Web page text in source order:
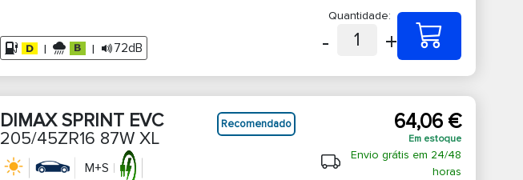
| | 72dB
Quantidade:
- 1 +
DIMAX SPRINT EVC
205/45ZR16 87W XL
M+S
Recomendado 64,06 €
Em estoque
Envio grátis em 24/48
horas